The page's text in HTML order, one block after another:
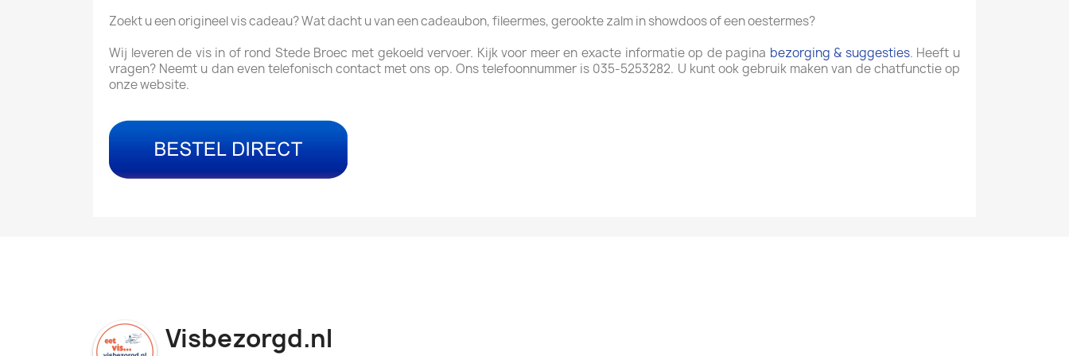
Zoekt u een origineel vis cadeau? Wat dacht u van een cadeaubon, fileermes, gerookte zalm in showdoos of een oestermes?
Wij leveren de vis in of rond Stede Broec met gekoeld vervoer. Kijk voor meer en exacte informatie op de pagina bezorging & suggesties. Heeft u
vragen? Neemt u dan even telefonisch contact met ons op. Ons telefoonnummer is 035-5253282. U kunt ook gebruik maken van de chatfunctie op
onze website.
Visbezorgd.nl